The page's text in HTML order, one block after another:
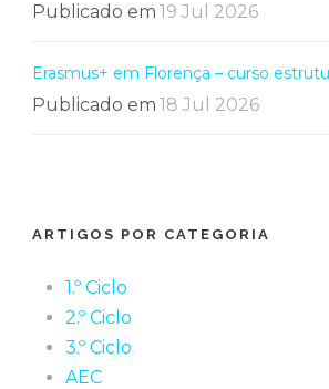
Publicado em 19 Jul 2026
Erasmus+ em Florença – curso
Publicado em 18 Jul 2026
ARTIGOS POR CATEGORIA
1.º Ciclo
2.º Ciclo
3.º Ciclo
AEC